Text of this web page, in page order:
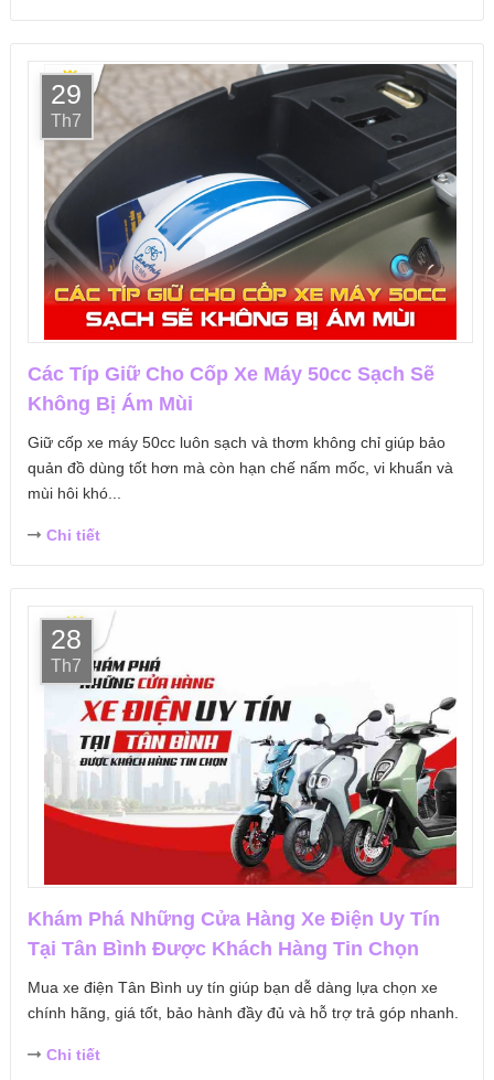
29
Th7
Các Típ Giữ Cho Cốp Xe Máy 50cc Sạch Sẽ
Không Bị Ám Mùi
Giữ cốp xe máy 50cc luôn sạch và thơm không chỉ giúp bảo
quản đồ dùng tốt hơn mà còn hạn chế nấm mốc, vi khuẩn và
mùi hôi khó...
Chi tiết
28
Th7
Khám Phá Những Cửa Hàng Xe Điện Uy Tín
Tại Tân Bình Được Khách Hàng Tin Chọn
Mua xe điện Tân Bình uy tín giúp bạn dễ dàng lựa chọn xe
chính hãng, giá tốt, bảo hành đầy đủ và hỗ trợ trả góp nhanh.
Chi tiết